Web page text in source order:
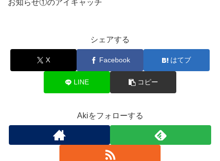
お知らせ①のアイキャッチ
シェアする
X Facebook はてブ
LINE コピー
Akiをフォローする